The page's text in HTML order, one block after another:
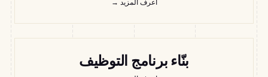
اعرف المزيد →
بنّاء برنامج التوظيف